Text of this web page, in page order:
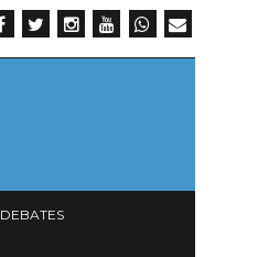
DEBATES